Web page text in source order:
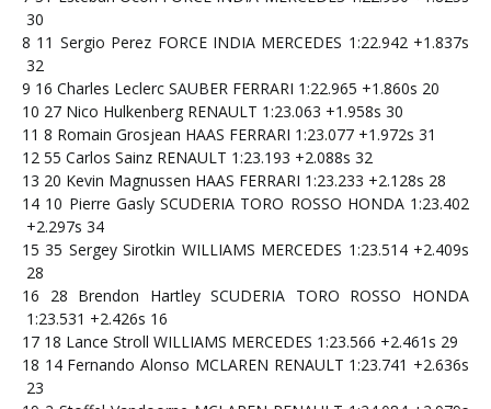
30
8 11 Sergio Perez FORCE INDIA MERCEDES 1:22.942 +1.837s
32
9 16 Charles Leclerc SAUBER FERRARI 1:22.965 +1.860s 20
10 27 Nico Hulkenberg RENAULT 1:23.063 +1.958s 30
11 8 Romain Grosjean HAAS FERRARI 1:23.077 +1.972s 31
12 55 Carlos Sainz RENAULT 1:23.193 +2.088s 32
13 20 Kevin Magnussen HAAS FERRARI 1:23.233 +2.128s 28
14 10 Pierre Gasly SCUDERIA TORO ROSSO HONDA 1:23.402
+2.297s 34
15 35 Sergey Sirotkin WILLIAMS MERCEDES 1:23.514 +2.409s
28
16
28 Brendon Hartley SCUDERIA TORO ROSSO HONDA
1:23.531 +2.426s 16
17 18 Lance Stroll WILLIAMS MERCEDES 1:23.566 +2.461s 29
18 14 Fernando Alonso MCLAREN RENAULT 1:23.741 +2.636s
23